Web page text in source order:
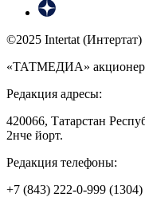
©2025 Intertat (Интертат)
«ТАТМЕДИА»
Редакция адресы:
420066, Татарстан
2нче йорт.
Редакция телефоны:
+7 (843) 222-0-999 (1304)